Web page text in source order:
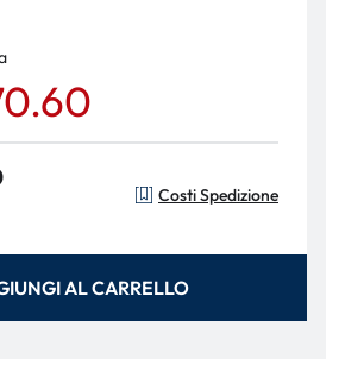
Costi Spedizione
AL CARRELLO